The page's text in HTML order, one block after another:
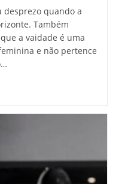
desprezo quando a
Também
a vaidade é uma
e não pertence